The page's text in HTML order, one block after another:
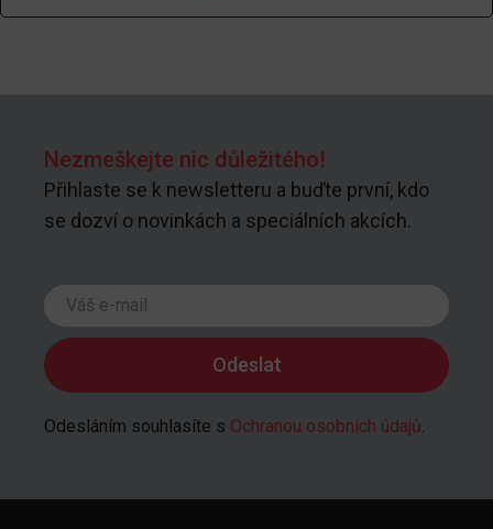
Nezmeškejte nic důležitého!
Přihlaste se k newsletteru a buďte první, kdo
se dozví o novinkách a speciálních akcích.
Odesláním souhlasíte s Ochranou osobních údajů.